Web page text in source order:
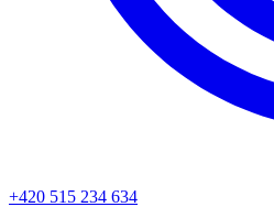
+420 515 234 634